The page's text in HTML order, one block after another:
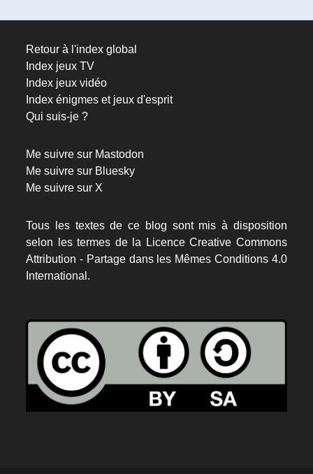
Retour à l'index global
Index jeux TV
Index jeux vidéo
Index énigmes et jeux d'esprit
Qui suis-je ?
Me suivre sur Mastodon
Me suivre sur Bluesky
Me suivre sur X
Tous les textes de ce blog sont mis à disposition
selon les termes de la
Licence Creative Commons
Attribution - Partage dans les Mêmes Conditions 4.0
International.